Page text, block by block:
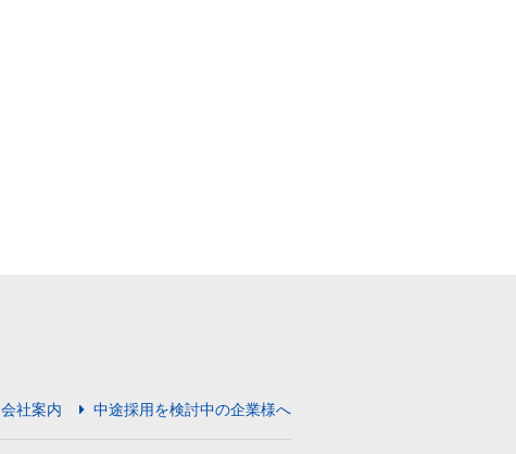
会社案内 中途採用を検討中の企業様へ